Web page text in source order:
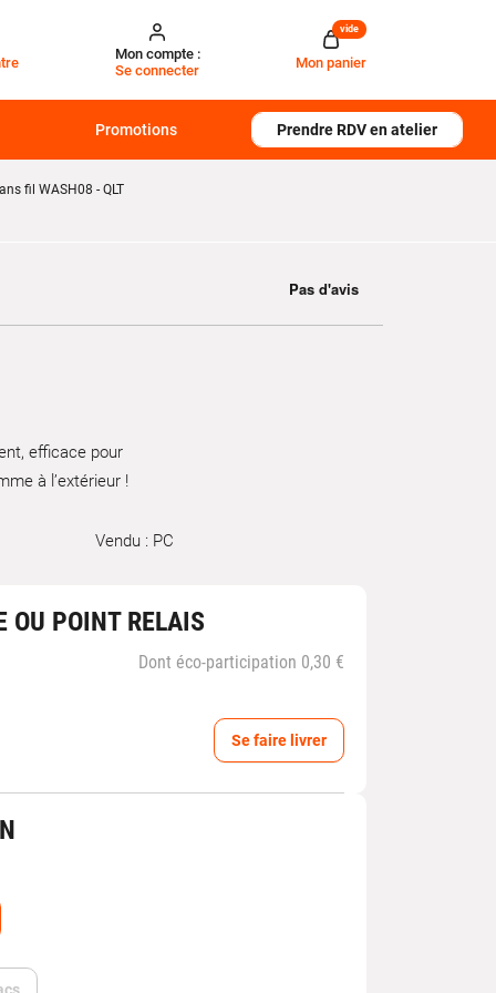
Mon compte :
Se connecter
Mon panier
vide
Promotions Prendre RDV en atelier
fil WASH08 - QLT
efficace pour
à l’extérieur !
Vendu : PC
OU POINT RELAIS
Dont éco-participation 0,30 €
Se faire livrer